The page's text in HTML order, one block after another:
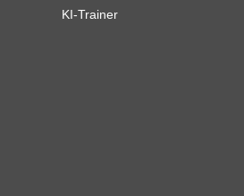
KI-Trainer